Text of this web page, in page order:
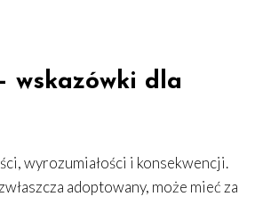
wskazówki dla
wyrozumiałości i konsekwencji.
adoptowany, może mieć za